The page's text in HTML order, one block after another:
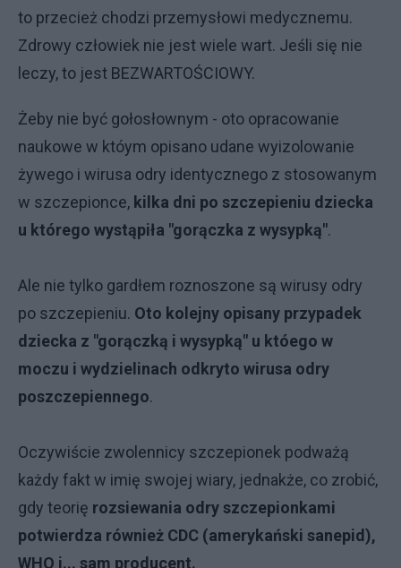
to przecież chodzi przemysłowi medycznemu.
Zdrowy człowiek nie jest wiele wart. Jeśli się nie
leczy, to jest BEZWARTOŚCIOWY.
Żeby nie być gołosłownym - oto opracowanie
naukowe w któym opisano udane wyizolowanie
żywego i wirusa odry identycznego z stosowanym
w szczepionce, kilka dni po szczepieniu dziecka
u którego wystąpiła "gorączka z wysypką".
Ale nie tylko gardłem roznoszone są wirusy odry
po szczepieniu. Oto kolejny opisany przypadek
dziecka z "gorączką i wysypką" u któego w
moczu i wydzielinach odkryto wirusa odry
poszczepiennego.
Oczywiście zwolennicy szczepionek podważą
każdy fakt w imię swojej wiary, jednakże, co zrobić,
gdy teorię rozsiewania odry szczepionkami
potwierdza również CDC (amerykański sanepid),
WHO i... sam producent.